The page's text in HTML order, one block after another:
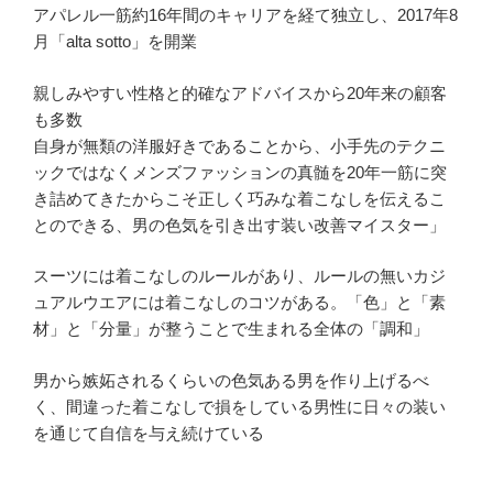
アパレル一筋約16年間のキャリアを経て独立し、2017年8
月「alta sotto」を開業
親しみやすい性格と的確なアドバイスから20年来の顧客
も多数
自身が無類の洋服好きであることから、小手先のテクニ
ックではなくメンズファッションの真髄を20年一筋に突
き詰めてきたからこそ正しく巧みな着こなしを伝えるこ
とのできる、男の色気を引き出す装い改善マイスター」
スーツには着こなしのルールがあり、ルールの無いカジ
ュアルウエアには着こなしのコツがある。「色」と「素
材」と「分量」が整うことで生まれる全体の「調和」
男から嫉妬されるくらいの色気ある男を作り上げるべ
く、間違った着こなしで損をしている男性に日々の装い
を通じて自信を与え続けている